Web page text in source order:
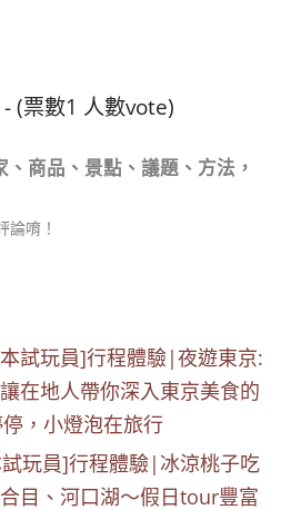
(票數1 人數vote)
商品、景點、議題、方法，
論唷！
玩員]行程體驗|冰涼桃子吃
目、河口湖～假日tour豐富